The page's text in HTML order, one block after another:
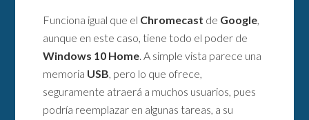
Funciona igual que el Chromecast de Google,
aunque en este caso, tiene todo el poder de
Windows 10 Home. A simple vista parece una
memoria USB, pero lo que ofrece,
seguramente atraerá a muchos usuarios, pues
podría reemplazar en algunas tareas, a su